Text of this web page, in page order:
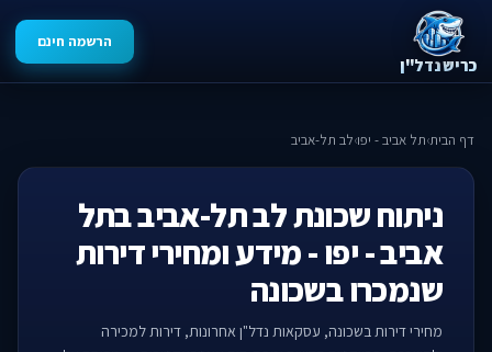
כריש נדל"ן
הרשמה חינם
דף הבית›תל אביב - יפו›לב תל-אביב
ניתוח שכונת לב תל-אביב בתל
אביב - יפו - מידע ומחירי דירות
שנמכרו בשכונה
מחירי דירות בשכונה, עסקאות נדל"ן אחרונות, דירות למכירה